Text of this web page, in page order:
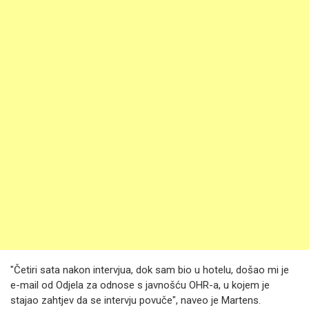
"Četiri sata nakon intervjua, dok sam bio u hotelu, došao mi je
e-mail od Odjela za odnose s javnošću OHR-a, u kojem je
stajao zahtjev da se intervju povuče", naveo je Martens.